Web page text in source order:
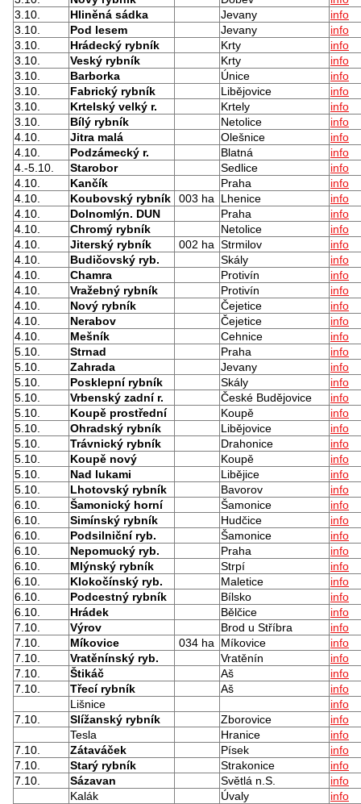
3.10.
Hliněná sádka Jevany
info
3.10.
Pod lesem Jevany
info
3.10.
Hrádecký rybník Krty
info
3.10.
Veský rybník Krty
info
3.10.
Barborka Únice
info
3.10.
Fabrický rybník Libějovice
info
3.10.
Krtelský velký r. Krtely
info
3.10.
Bílý rybník Netolice
info
4.10.
Jitra malá Olešnice
info
4.10.
Podzámecký r. Blatná
info
4.-5.10.
Starobor Sedlice
info
4.10.
Kančík Praha
info
4.10.
Koubovský rybník 003 ha Lhenice
info
4.10.
Dolnomlýn. DUN Praha
info
4.10.
Chromý rybník Netolice
info
4.10.
Jiterský rybník 002 ha Strmilov
info
4.10.
Budičovský ryb. Skály
info
4.10.
Chamra Protivín
info
4.10.
Vražebný rybník Protivín
info
4.10.
Nový rybník Čejetice
info
4.10.
Nerabov Čejetice
info
4.10.
Mešník Cehnice
info
5.10.
Strnad Praha
info
5.10.
Zahrada Jevany
info
5.10.
Posklepní rybník Skály
info
5.10.
Vrbenský zadní r. České Budějovice
info
5.10.
Koupě prostřední Koupě
info
5.10.
Ohradský rybník Libějovice
info
5.10.
Trávnický rybník Drahonice
info
5.10.
Koupě nový Koupě
info
5.10.
Nad lukami Libějice
info
5.10.
Lhotovský rybník Bavorov
info
6.10.
Šamonický horní Šamonice
info
6.10.
Simínský rybník Hudčice
info
6.10.
Podsilniční ryb. Šamonice
info
6.10.
Nepomucký ryb. Praha
info
6.10.
Mlýnský rybník Strpí
info
6.10.
Klokočínský ryb. Maletice
info
6.10.
Podcestný rybník Bílsko
info
6.10.
Hrádek Bělčice
info
7.10.
Výrov Brod u Stříbra
info
7.10.
Míkovice 034 ha Míkovice
info
7.10.
Vratěnínský ryb. Vratěnín
info
7.10.
Štikáč Aš
info
7.10.
Třecí rybník Aš
info
Lišnice
info
7.10.
Slížanský rybník Zborovice
info
Tesla
Hranice
info
7.10.
Zátaváček Písek
info
7.10.
Starý rybník Strakonice
info
7.10.
Sázavan Světlá n.S.
info
Kalák
Úvaly
info